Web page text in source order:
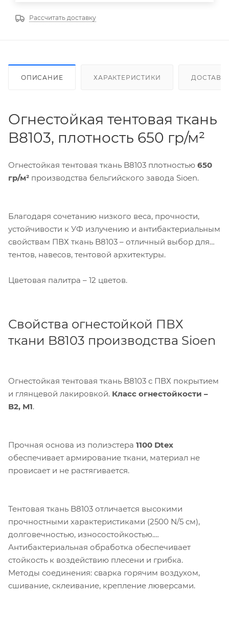
Рассчитать доставку
ОПИСАНИЕ ХАРАКТЕРИСТИКИ
Огнестойкая тентовая ткань
B8103, плотность 650 гр/м²
Огнестойкая тентовая ткань B8103 плотностью 650
гр/м² производства бельгийского завода Sioen.
Благодаря сочетанию низкого веса, прочности,
устойчивости к УФ излучению и антибактериальным
свойствам ПВХ ткань B8103 – отличный выбор для
тентов, навесов, тентовой архитектуры.
Цветовая палитра – 12 цветов.
Свойства огнестойкой ПВХ
ткани B8103 производства Sioen
Огнестойкая тентовая ткань B8103 с ПВХ покрытием
и глянцевой лакировкой. Класс огнестойкости –
В2, М1.
Прочная основа из полиэстера 1100 Dtex
обеспечивает армирование ткани, материал не
провисает и не растягивается.
Тентовая ткань B8103 отличается высокими
прочностными характеристиками (2500 N/5 см),
долговечностью, износостойкостью.
Антибактериальная обработка обеспечивает
стойкость к воздействию плесени и грибка.
Методы соединения: сварка горячим воздухом,
сшивание, склеивание, крепление люверсами.
Компания «Торговый Дом Технический
использованием Яндекс Метрики. Это
улучшает работу сайта и
взаимодействие с ним. Подробнее - в
Политике
. Подтвердите ваше согласие,
нажав кнопку "Принять".